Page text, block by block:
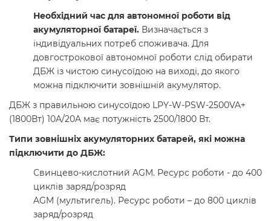
Необхідний час для автономної роботи від
акумуляторної батареї. Визначається з
індивідуальних потреб споживача. Для
довгострокової автономної роботи слід обирати
ДБЖ із чистою синусоїдою на виході, до якого
можна підключити зовнішній акумулятор.
ДБЖ з правильною синусоїдою LPY-W-PSW-2500VA+
(1800Вт) 10A/20A має потужність 2500/1800 Вт.
Типи зовнішніх акумуляторних батарей, які можна
підключити до ДБЖ:
Свинцево-кислотний AGM. Ресурс роботи - до 400
циклів заряд/розряд
AGM (мультигель). Ресурс роботи – до 800 циклів
заряд/розряд